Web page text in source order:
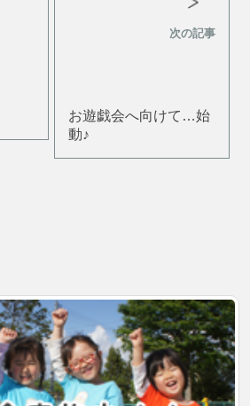
次の記事
お遊戯会へ向けて…始
動♪